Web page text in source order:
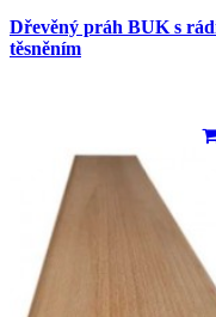
Dřevěný práh BUK s
těsněním